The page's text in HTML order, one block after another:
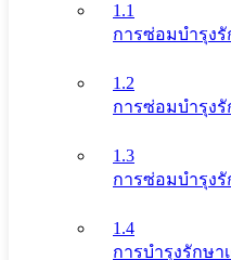
1.1
การซ่อมบำรุงรั
1.2
การซ่อมบำรุง
1.3
การซ่อมบำรุง
1.4
การบำรุงรักษา